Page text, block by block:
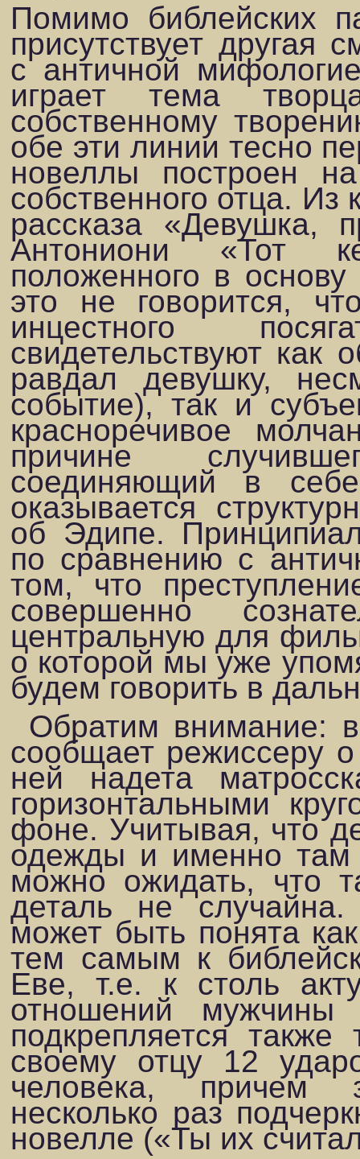
Помимо библейских
присутствует другая
с античной
играет тема
собственному
обе эти линии тесно
новеллы построен
собственного отца. Из
рассказа «Девушка,
Антониони «Тот
положенного в
это не говорится,
инцестного
свидетельствуют
равдал девушку,
событие), так и
красноречивое
причине
соединяющий в
оказывается
об Эдипе.
по сравнению с
том, что
совершенно
центральную для
о которой мы уже
будем говорить в
Обратим внимание:
сообщает режиссеру
ней надета
горизонтальными
фоне. Учитывая, что
одежды и именно там
можно ожидать, что
деталь не
может быть понята
тем самым к
Еве, т.е. к столь
отношений
подкрепляется
своему отцу 12
человека, причем
несколько раз
новелле («Ты их